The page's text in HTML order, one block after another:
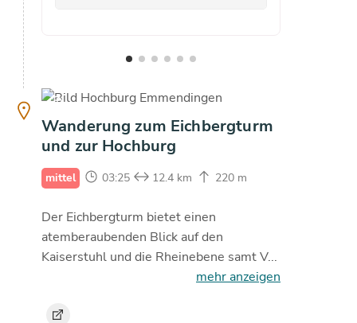
copyright
Wanderung zum Eichbergturm
und zur Hochburg
mittel 03:25 12.4 km 220 m
Der Eichbergturm bietet einen
atemberaubenden Blick auf den
Kaiserstuhl und die Rheinebene samt V...
mehr anzeigen